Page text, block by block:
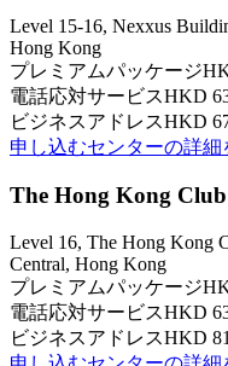
Level 15-16, Nexxus
Hong Kong
プレミアムパッケージ
電話応対サービスHKD
ビジネスアドレスHKD
申し込むセンターの詳細
The Hong Kong
Level 16, The Hong Kong
Central, Hong Kong
プレミアムパッケージ
電話応対サービスHKD
ビジネスアドレスHKD